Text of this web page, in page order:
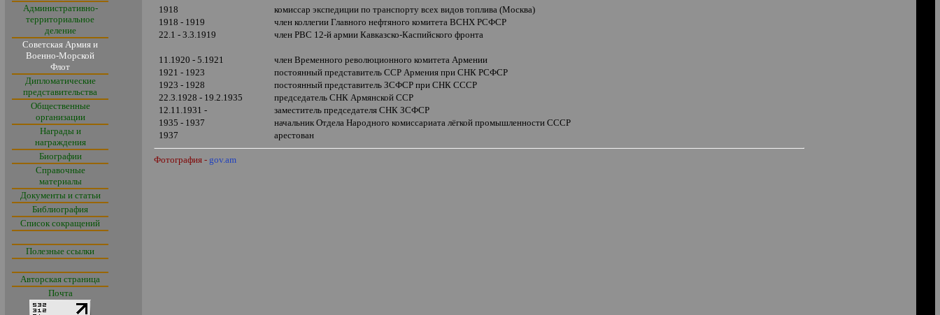
Административно-
территориальное
деление
Советская Армия и
Военно-Морской
Флот
Дипломатические
представительства
Общественные
организации
Награды и
награждения
Биографии
Справочные
материалы
Документы и статьи
Библиография
Список сокращений
Полезные ссылки
Авторская страница
Почта
1918
комиссар экспедиции по транспорту всех видов топлива (Москва)
1918 - 1919
член коллегии Главного нефтяного комитета ВСНХ РСФСР
22.1 - 3.3.1919
член РВС 12-й армии Кавказско-Каспийского фронта
11.1920 - 5.1921
член Временного революционного комитета Армении
1921 - 1923
постоянный представитель ССР Армения при СНК РСФСР
1923 - 1928
постоянный представитель ЗСФСР при СНК СССР
22.3.1928 - 19.2.1935
председатель СНК Армянской ССР
12.11.1931 -
заместитель председателя СНК ЗСФСР
1935 - 1937
начальник Отдела Народного комиссариата лёгкой промышленности СССР
1937
арестован
Фотография- gov.am